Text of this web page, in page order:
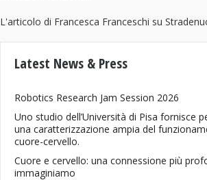
L'articolo di Francesca Franceschi su
Latest News & Press
Robotics Research Jam Session 2026
Uno studio dell’Università di Pisa fornisce
una caratterizzazione ampia del
cuore-cervello.
Cuore e cervello: una connessione più
immaginiamo